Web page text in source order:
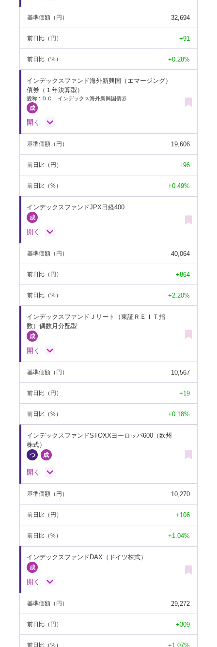
基準価額 （円） 32,694
前日比 （円） +91
前日比 （%） +0.28%
インデックスファンド海外新興国（エマージング）
債券（１年決算型）
愛称 : ＤＣ インデックス海外新興国債券
開く
基準価額 （円） 19,606
前日比 （円） +96
前日比 （%） +0.49%
インデックスファンドJPX日経400
開く
基準価額 （円） 40,064
前日比 （円） +864
前日比 （%） +2.20%
インデックスファンドＪリート（東証ＲＥＩＴ指
数）偶数月分配型
開く
基準価額 （円） 10,567
前日比 （円） +19
前日比 （%） +0.18%
インデックスファンドSTOXXヨーロッパ600（欧州
株式）
開く
基準価額 （円） 10,270
前日比 （円） +106
前日比 （%） +1.04%
インデックスファンドDAX（ドイツ株式）
開く
基準価額 （円） 29,272
前日比 （円） +309
前日比 （%） +1.07%